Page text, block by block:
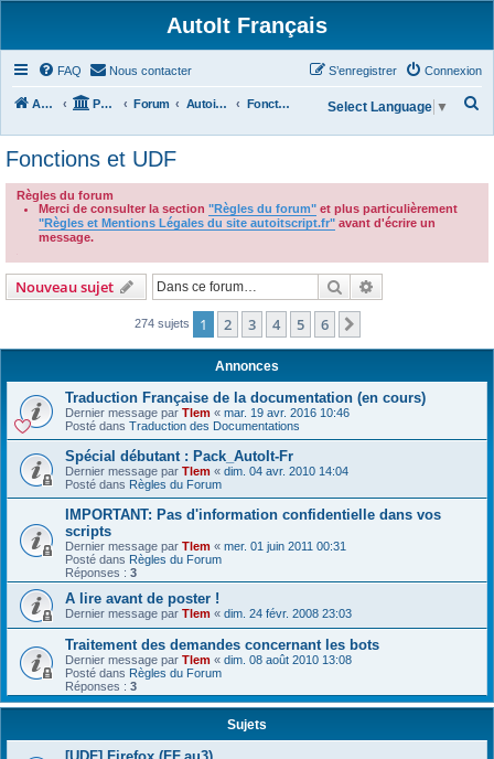
AutoIt Français
FAQ Nous contacter Connexion
S’enregistrer
Accueil Portail Forum Autoit v3 Fonctions et UDF
h
c
Select Language ▼
Fonctions et UDF
Règles du forum
Merci de consulter la section "Règles du forum" et plus particulièrement
"Règles et Mentions Légales du site autoitscript.fr" avant d'écrire un
message.
Nouveau sujet Rechercher
274 sujets 1 2 3 4 5 6
Annonces
Traduction Française de la documentation (en cours)
Dernier message par Tlem « mar. 19 avr. 2016 10:46
Posté dans Traduction des Documentations
Spécial débutant : Pack_AutoIt-Fr
Dernier message par Tlem « dim. 04 avr. 2010 14:04
Posté dans Règles du Forum
IMPORTANT: Pas d'information confidentielle dans vos
scripts
Dernier message par Tlem « mer. 01 juin 2011 00:31
Posté dans Règles du Forum
Réponses : 3
A lire avant de poster !
Dernier message par Tlem « dim. 24 févr. 2008 23:03
Traitement des demandes concernant les bots
Dernier message par Tlem « dim. 08 août 2010 13:08
Posté dans Règles du Forum
Réponses : 3
Sujets